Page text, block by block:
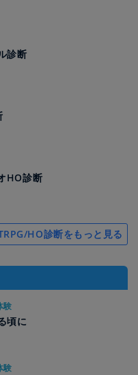
診断
HO診断
HO診断をもっと見る
験
頃に
験